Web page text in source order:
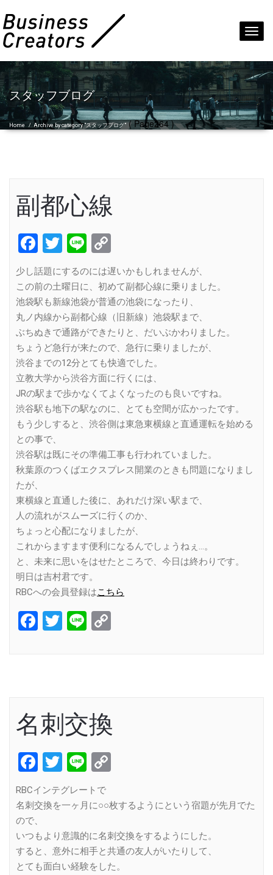
スタッフブログ
Home /Archive by category "スタッフブログ"( Page264 )
副都心線
Facebook
Twitter
Line
Link
少し話題にするのには遅いかもしれませんが、
この前の土曜日に、初めて副都心線に乗りました。
池袋駅も新線池袋が普通の池袋になったり、
丸ノ内線から副都心線（旧新線）池袋駅まで、
ぶちぬきで通路ができたりと、だいぶかわりました。
ちょうど急行が来たので、急行に乗りましたが、
渋谷までの12分とても快適でした。
立教大学から渋谷方面に行くには、
JRの駅まで歩かなくてよくなったのも良いですね。
渋谷駅も地下の駅なのに、とても空間が広かったです。
もう少しすると、渋谷側は東急東横線と直通運転を始める
との事で、
渋谷駅は既にその準備工事も行われていました。
秋葉原のつくばエクスプレス開業のときも問題になりまし
たが、
東横線と直通した後に、あれだけ深い駅まで、
人の流れがスムーズに行くのか、
ちょっと心配になりましたが、
これからますます便利になるんでしょうねぇ…。
と、未来に思いをはせたところで、今日は終わりです。
明日は吉村君です。
RBCへの会員登録はこちら
Facebook
Twitter
Line
名刺交換
Facebook
Twitter
Line
RBCインテグレートで
名刺交換を一ヶ月に○○枚するようにという宿題が先月でた
ので、
いつもより意識的に名刺交換をするようにした。
すると、意外に相手と共通の友人がいたりして、
とても面白い経験をした。